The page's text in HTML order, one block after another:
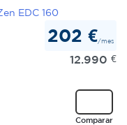
202 €/mes
12.990 €
Comparar